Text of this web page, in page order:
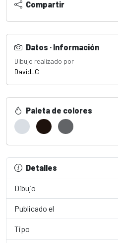
Compartir
Datos · Información
Dibujo realizado por
David_C
Paleta de colores
Detalles
Dibujo
Publicado el
Tipo